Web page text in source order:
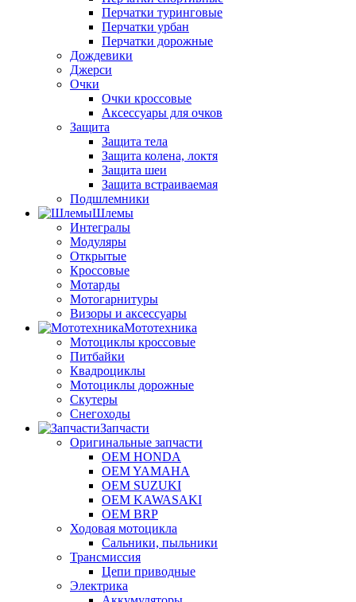
Перчатки туринговые
Перчатки урбан
Перчатки дорожные
Дождевики
Джерси
Очки
Очки кроссовые
Аксессуары для очков
Защита
Защита тела
Защита колена, локтя
Защита шеи
Защита встраиваемая
Подшлемники
Шлемы
Интегралы
Модуляры
Открытые
Кроссовые
Мотарды
Мотогарнитуры
Визоры и аксессуары
Мототехника
Мотоциклы кроссовые
Питбайки
Квадроциклы
Мотоциклы дорожные
Скутеры
Снегоходы
Запчасти
Оригинальные запчасти
OEM HONDA
OEM YAMAHA
OEM SUZUKI
OEM KAWASAKI
OEM BRP
Ходовая мотоцикла
Сальники, пыльники
Трансмиссия
Цепи приводные
Электрика